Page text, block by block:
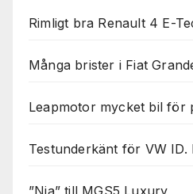
Rimligt bra Renault 4 E-
Många brister i Fiat
Leapmotor mycket bil för
Testunderkänt för VW ID.
”Nja” till MGS5 Luxury